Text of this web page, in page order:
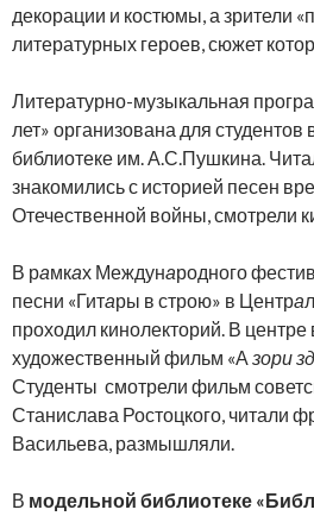
декорации и костюмы, а зрители
литературных героев, сюжет
Литературно-музыкальная
лет» организована для
библиотеке им. А.С.Пушкина.
знакомились с историей песен
Отечественной войны, смотрели
В рамках Международного фестив
песни «Гитары в строю» в Центра
проходил кинолекторий. В
художественный фильм «А зори
Студенты смотрели фильм
Станислава Ростоцкого, читали
Васильева, размышляли.
В модельной библиотеке